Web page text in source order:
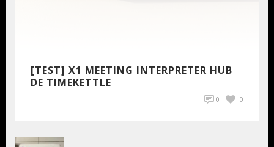
[TEST] X1 MEETING INTERPRETER HUB
DE TIMEKETTLE
0 0